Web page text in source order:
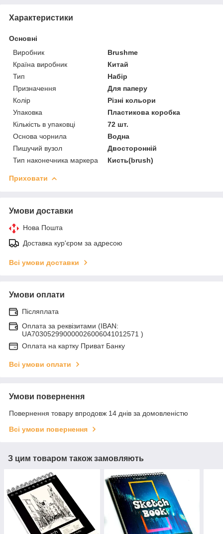
Характеристики
Основні
Виробник
Brushme
Країна виробник
Китай
Тип
Набір
Призначення
Для паперу
Колір
Різні кольори
Упаковка
Пластикова коробка
Кількість в упаковці
72 шт.
Основа чорнила
Водна
Пишучий вузол
Двосторонній
Тип наконечника маркера
Кисть(brush)
Приховати
Умови доставки
Нова Пошта
Доставка кур'єром за адресою
Всі умови доставки
Умови оплати
Післяплата
Оплата за реквізитами (IBAN:
UA703052990000026006041012571 )
Оплата на картку Приват Банку
Всі умови оплати
Умови повернення
Повернення товару впродовж 14 днів за домовленістю
Всі умови повернення
З цим товаром також замовляють